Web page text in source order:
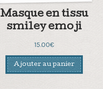
Masque en tissu
smiley emoji
15.00€
Ajouter au panier